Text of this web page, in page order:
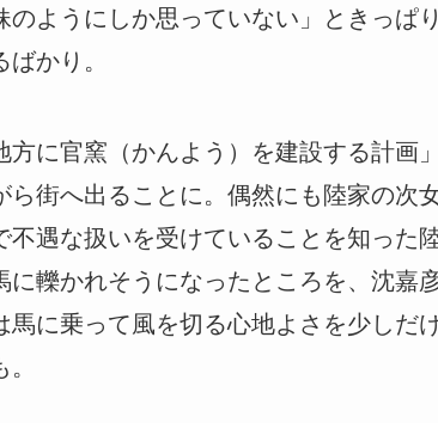
ようにしか思っていない」ときっぱ
かり。
に官窯（かんよう）を建設する計画
街へ出ることに。偶然にも陸家の次
不遇な扱いを受けていることを知った
に轢かれそうになったところを、沈嘉
馬に乗って風を切る心地よさを少しだ